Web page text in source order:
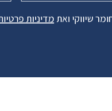
שיווקי ואת מדיניות